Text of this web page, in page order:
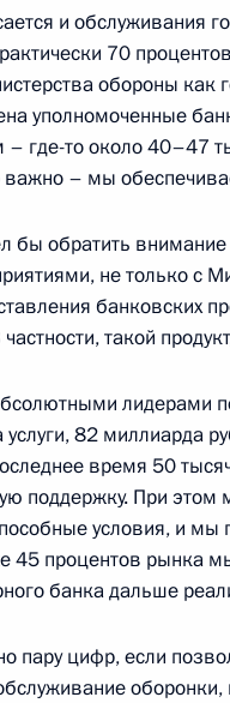
14:10 Москва, Кремль
года, среда
12:55
12:20 Москва, Кремль
года, вторник
членами
и обслуживания
70
обороны как
уполномоченные
где-то около 40–47
– мы
бы обратить
не только с
банковских
такой
лидерами
услуги, 82 миллиарда
время 50
поддержку. При
условия, и
45 процентов рынка
банка дальше
пару цифр, если